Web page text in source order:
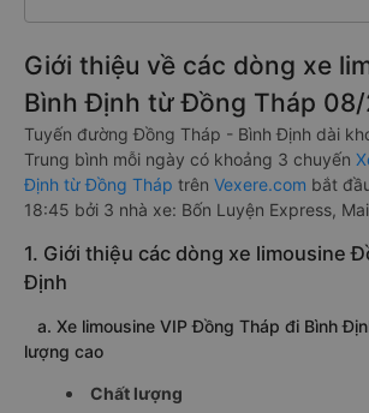
Giới thiệu về các dòng xe
Bình Định từ Đồng Tháp
Tuyến đường Đồng Tháp - Bình Định dài
Trung bình mỗi ngày có khoảng 3 chuyến
Định từ Đồng Tháp trên Vexere.com bắt
18:45 bởi 3 nhà xe: Bốn Luyện Express,
1. Giới thiệu các dòng xe limousine
Định
a. Xe limousine VIP Đồng Tháp đi Bình
lượng cao
Chất lượng